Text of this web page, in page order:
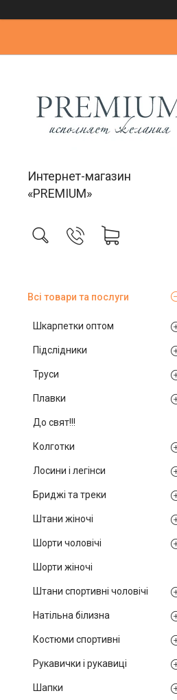
Интернет-магазин
«PREMIUM»
Всі товари та послуги
Шкарпетки оптом
Підслідники
Труси
Плавки
До свят!!!
Колготки
Лосини і легінси
Бриджі та треки
Штани жіночі
Шорти чоловічі
Шорти жіночі
Штани спортивні чоловічі
Натільна білизна
Костюми спортивні
Рукавички і рукавиці
Шапки